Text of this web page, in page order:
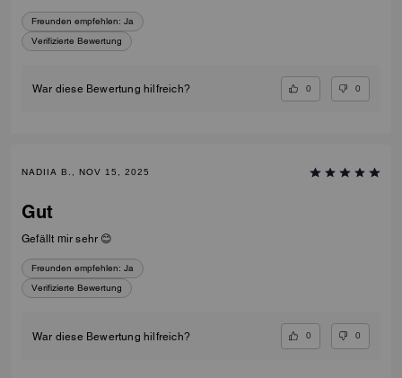
Freunden empfehlen: Ja
Verifizierte Bewertung
War diese Bewertung hilfreich? 0 0
NADIIA B., NOV 15, 2025
Gut
Gefällt mir sehr 😊
Freunden empfehlen: Ja
Verifizierte Bewertung
War diese Bewertung hilfreich? 0 0